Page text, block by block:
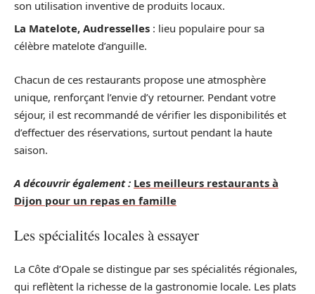
son utilisation inventive de produits locaux.
La Matelote, Audresselles : lieu populaire pour sa
célèbre matelote d’anguille.
Chacun de ces restaurants propose une atmosphère
unique, renforçant l’envie d’y retourner. Pendant votre
séjour, il est recommandé de vérifier les disponibilités et
d’effectuer des réservations, surtout pendant la haute
saison.
A découvrir également : Les meilleurs restaurants à
Dijon pour un repas en famille
Les spécialités locales à essayer
La Côte d’Opale se distingue par ses spécialités régionales,
qui reflètent la richesse de la gastronomie locale. Les plats